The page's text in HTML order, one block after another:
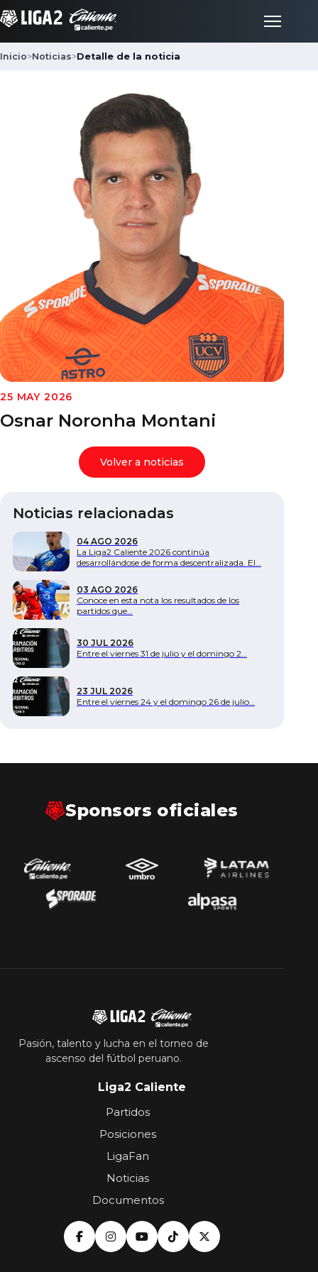
Posiciones
Noticias
Documentos
Inicio>Noticias>Detalle de la noticia
25 MAY 2026
Osnar Noronha Montani
Volver a noticias
Noticias relacionadas
04 AGO 2026
La Liga2 Caliente 2026 continúa
desarrollándose de forma descentralizada. El…
03 AGO 2026
Conoce en esta nota los resultados de los
partidos que…
30 JUL 2026
Entre el viernes 31 de julio y el domingo 2…
23 JUL 2026
Entre el viernes 24 y el domingo 26 de julio…
Sponsors oficiales
Pasión, talento y lucha en el torneo de
ascenso del fútbol peruano.
Liga2 Caliente
Partidos
Posiciones
LigaFan
Noticias
Documentos